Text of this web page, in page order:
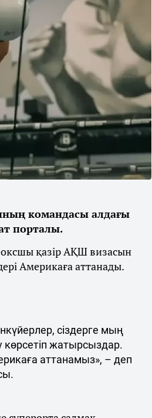
командасы алдағы
порталы.
қазір АҚШ визасын
Америкаға аттанады.
сіздерге мың
жатырсыздар.
аттанамыз», – деп